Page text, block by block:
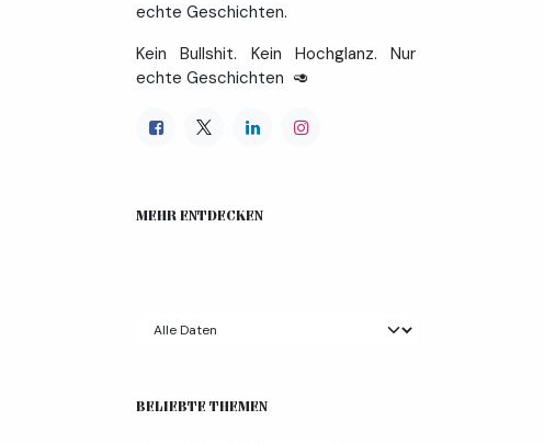
echte Geschichten.
Kein Bullshit. Kein Hochglanz. Nur
echte Geschichten 🥑
MEHR ENTDECKEN
BELIEBTE THEMEN